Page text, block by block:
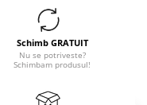
Schimb GRATUIT
Nu se potriveste?
Schimbam produsul!